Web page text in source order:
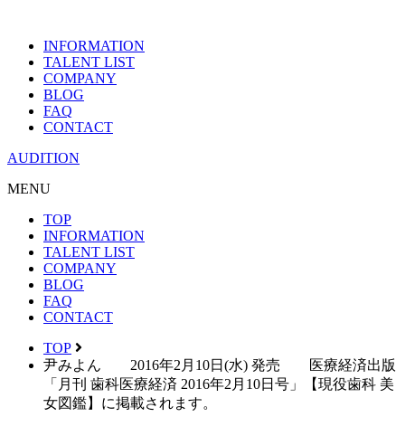
INFORMATION
TALENT LIST
COMPANY
BLOG
FAQ
CONTACT
AUDITION
MENU
TOP
INFORMATION
TALENT LIST
COMPANY
BLOG
FAQ
CONTACT
TOP
尹みよん 2016年2月10日(水) 発売 医療経済出版
「月刊 歯科医療経済 2016年2月10日号」【現役歯科 美
女図鑑】に掲載されます。